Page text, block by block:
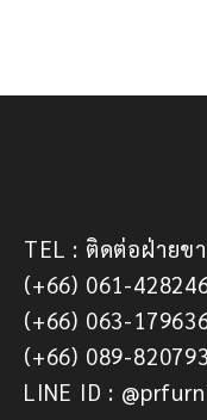
TEL : ติดต่อฝ่าย
(+66) 061-
(+66) 063-
(+66) 089-
LINE ID :